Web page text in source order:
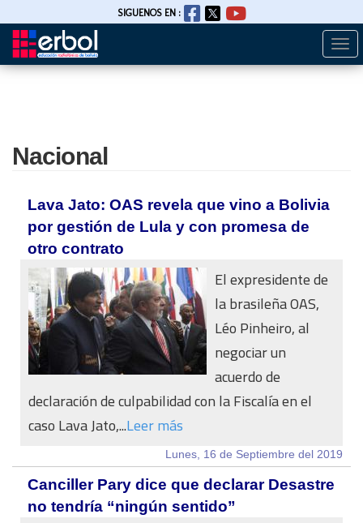
Pasar
SIGUENOS EN :
Nacional
Lava Jato: OAS revela que vino a Bolivia
por gestión de Lula y con promesa de
otro contrato
El expresidente de
la brasileña OAS,
Léo Pinheiro, al
negociar un
acuerdo de
declaración de culpabilidad con la Fiscalía en el
caso Lava Jato,...Leer más
Lunes, 16 de Septiembre del 2019
Canciller Pary dice que declarar Desastre
no tendría “ningún sentido”